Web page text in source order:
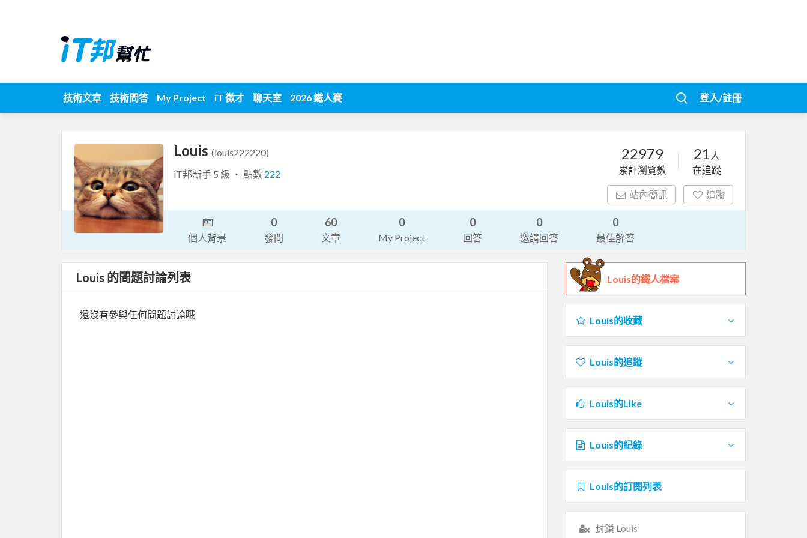
技術文章 技術問答 My Project iT 徵才 聊天室 2026 鐵人賽 登入/註冊
Louis (louis222220)
iT邦新手 5 級 ‧ 點數 222
22979
累計瀏覽數
21 人
在追蹤
站內簡訊 追蹤
個人背景
0
發問
60
文章
0
My Project
0
回答
0
邀請回答
0
最佳解答
Louis 的問題討論列表
還沒有參與任何問題討論哦
Louis的鐵人檔案
Louis的收藏
Louis的追蹤
Louis的Like
Louis的紀錄
Louis的訂閱列表
封鎖 Louis